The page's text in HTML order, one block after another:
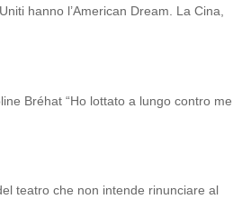
hanno l’American Dream. La Cina,
Bréhat “Ho lottato a lungo contro me
teatro che non intende rinunciare al